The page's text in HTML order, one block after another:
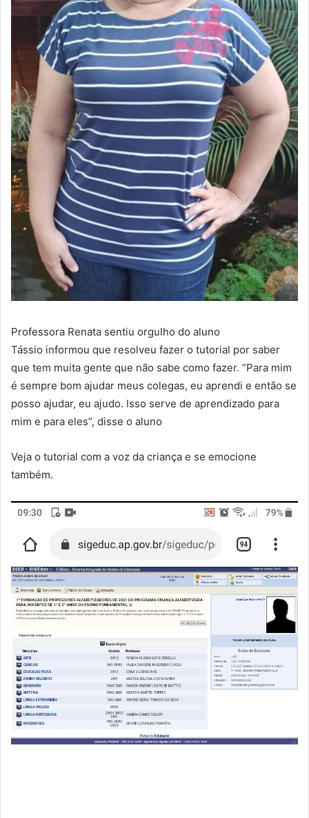
Professora Renata sentiu orgulho do aluno
Tássio informou que resolveu fazer o tutorial por saber
que tem muita gente que não sabe como fazer. “Para mim
é sempre bom ajudar meus colegas, eu aprendi e então se
posso ajudar, eu ajudo. Isso serve de aprendizado para
mim e para eles”, disse o aluno
Veja o tutorial com a voz da criança e se emocione
também.